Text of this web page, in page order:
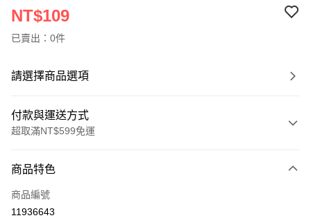
NT$109
已賣出：0件
請選擇商品選項
付款與運送方式
超取滿NT$599免運
信用卡一次付款
超商取貨付款
商品特色
商品編號
11936643